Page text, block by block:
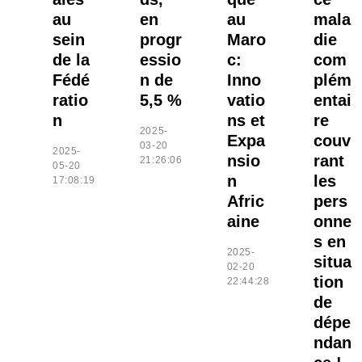
au
sein
de la
Fédé
ratio
n
2025-
05-20
17:08:19
en
progr
essio
n de
5,5 %
2025-
03-20
21:26:06
au
Maro
c:
Inno
vatio
ns et
Expa
nsio
n
Afric
aine
2025-
02-20
22:44:28
mala
die
com
plém
entai
re
couv
rant
les
pers
onne
s en
situa
tion
de
dépe
ndan